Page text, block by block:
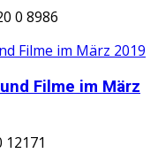
0 8986
Filme im März
12171